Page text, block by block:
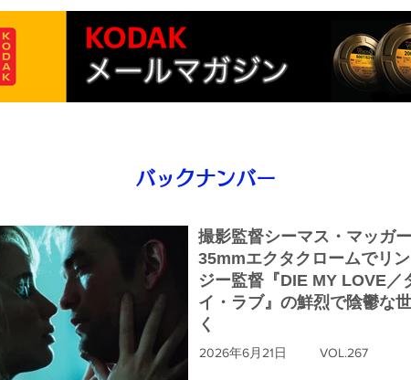
バックナンバー
撮影監督シーマス・マッガー
35mmエクタクロームでリ
ジー監督『DIE MY LOVE／
イ・ラブ』の鮮烈で陰鬱な
く
2026年6月21日 VOL.267